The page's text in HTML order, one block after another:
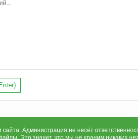
Администрация не несёт
Это значит, что мы не храним никаких